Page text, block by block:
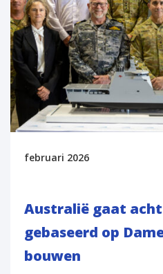
februari 2026
Australië gaat acht
gebaseerd op
bouwen